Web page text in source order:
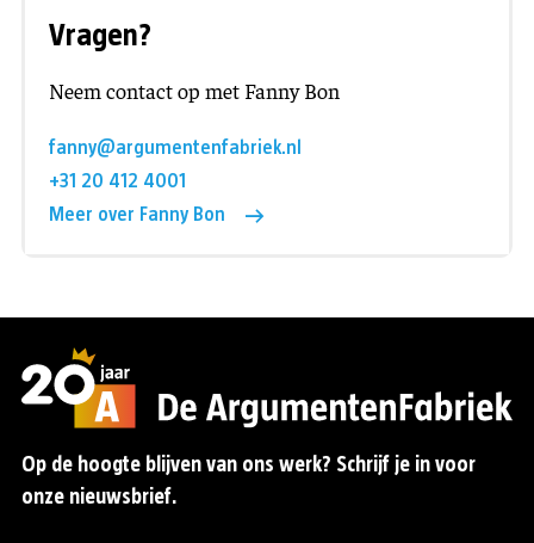
Vragen?
Neem contact op met Fanny Bon
fanny@argumentenfabriek.nl
+31 20 412 4001
Meer over Fanny Bon
Op de hoogte blijven van ons werk? Schrijf je in voor
onze nieuwsbrief.